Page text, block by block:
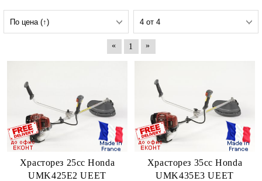
« 1 »
Храсторез 25cc Honda
UMK425E2 UEET
Храсторез 35cc Honda
UMK435E3 UEET